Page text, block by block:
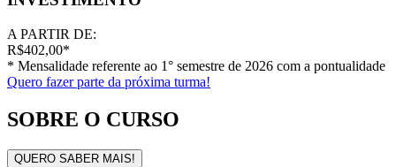
A PARTIR DE:
R$402,00*
* Mensalidade referente ao 1° semestre de 2026 com a pontualidade
Quero fazer parte da próxima turma!
SOBRE O CURSO
QUERO SABER MAIS!